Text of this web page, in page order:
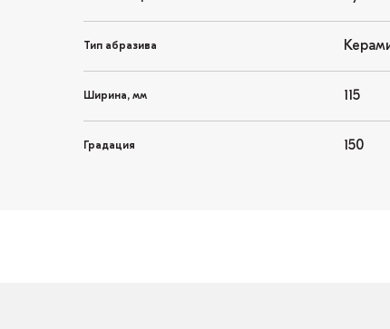
Тип абразива
Ширина, мм 115
Градация 150